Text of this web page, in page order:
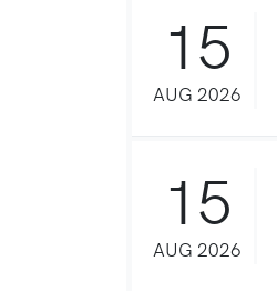
15
AUG 2026
15
AUG 2026